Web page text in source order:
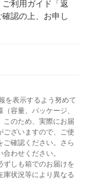
利用ガイド「返
認の上、お申し
を表示するよう努めて
容量、パッケージ、
このため、実際にお届
ございますので、ご使
ご確認ください。さら
わせください。
ずしも箱でのお届けを
庫状況等により異なる